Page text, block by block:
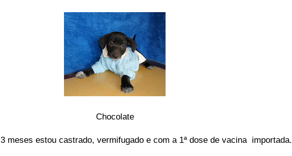
Chocolate
meses estou castrado, vermifugado e com a 1ª dose de vacina importada.